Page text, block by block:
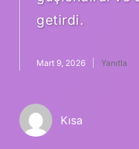
getirdi.
Mart 9, 2026 Yanıtla
Kısa